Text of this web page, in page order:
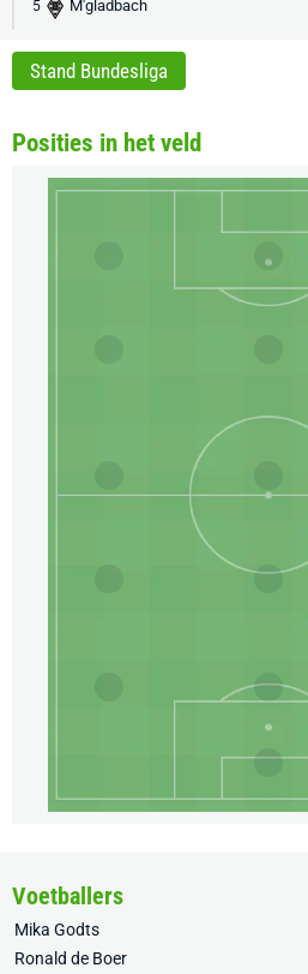
5 M'gladbach
Stand Bundesliga
Posities in het veld
Voetballers
Mika Godts
Ronald de Boer